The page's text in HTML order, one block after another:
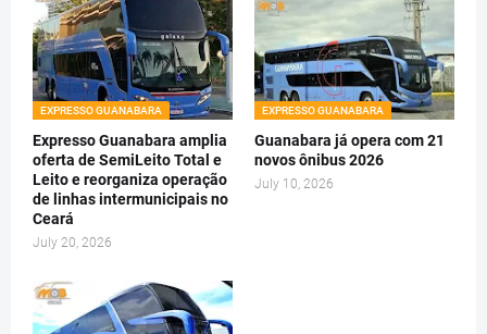
EXPRESSO GUANABARA
Expresso Guanabara amplia
oferta de SemiLeito Total e
Leito e reorganiza operação
de linhas intermunicipais no
Ceará
July 20, 2026
EXPRESSO GUANABARA
Guanabara já opera com 21
novos ônibus 2026
July 10, 2026